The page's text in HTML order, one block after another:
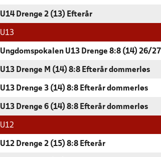
U14 Drenge 2 (13) Efterår
U13
Ungdomspokalen U13 Drenge 8:8 (14) 26/27
U13 Drenge M (14) 8:8 Efterår dommerløs
U13 Drenge 3 (14) 8:8 Efterår dommerløs
U13 Drenge 6 (14) 8:8 Efterår dommerløs
U12
U12 Drenge 2 (15) 8:8 Efterår